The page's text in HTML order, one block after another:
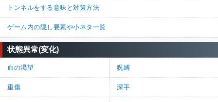
トンネルをする意味と対策方法
ゲーム内の隠し要素や小ネタ一覧
状態異常(変化)
血の渇望 呪縛
重傷 深手